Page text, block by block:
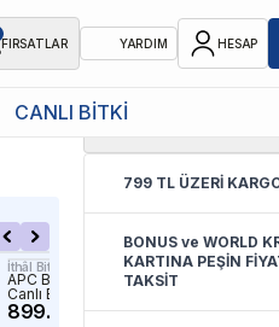
FIRSATLAR YARDIM HESAP
CANLI BİTKİ
İthâl Bitki
APC Bucephalandra Red In Vitro
Canlı Bitki
899.00 TL
4.5
799 TL ÜZERİ
BONUS ve WORLD
KARTINA PEŞİN
TAKSİT